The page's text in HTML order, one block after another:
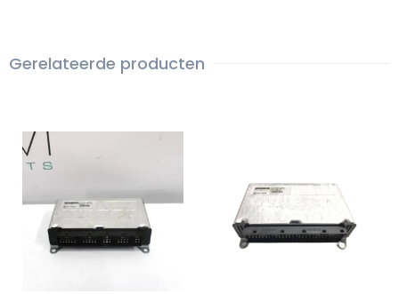
Gerelateerde producten